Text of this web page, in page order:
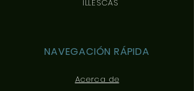
ILLESCAS
NAVEGACIÓN RÁPIDA
Acerca de